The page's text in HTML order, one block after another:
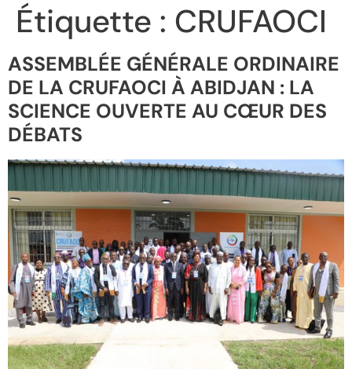
Étiquette : CRUFAOCI
ASSEMBLÉE GÉNÉRALE ORDINAIRE
DE LA CRUFAOCI À ABIDJAN : LA
SCIENCE OUVERTE AU CŒUR DES
DÉBATS